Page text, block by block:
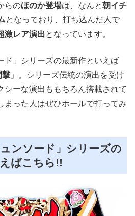
らのほのか登場は、なんと朝イチ
となっており、打ち込んだ人で
激レア演出となっています。
ド」シリーズの最新作といえば
撃 」。シリーズ伝統の演出を受け
シーな演出ももちろん搭載されて
まった人はぜひホールで打ってみ
ンソード」シリーズの
ばこちら!!